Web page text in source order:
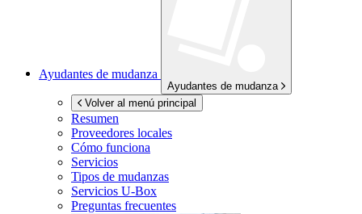
Ayudantes de mudanza
Ayudantes de mudanza
Volver al menú principal
Resumen
Proveedores locales
Cómo funciona
Servicios
Tipos de mudanzas
Servicios U-Box
Preguntas frecuentes